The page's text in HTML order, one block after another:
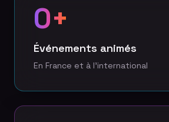
0+
Événements animés
En France et à l'international